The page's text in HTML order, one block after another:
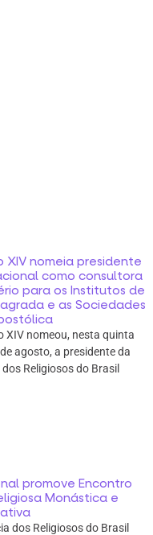
XIV nomeia presidente
como consultora
para os Institutos de
e as Sociedades
XIV nomeou, nesta quinta
agosto, a presidente da
Religiosos do Brasil
promove Encontro
Monástica e
dos Religiosos do Brasil